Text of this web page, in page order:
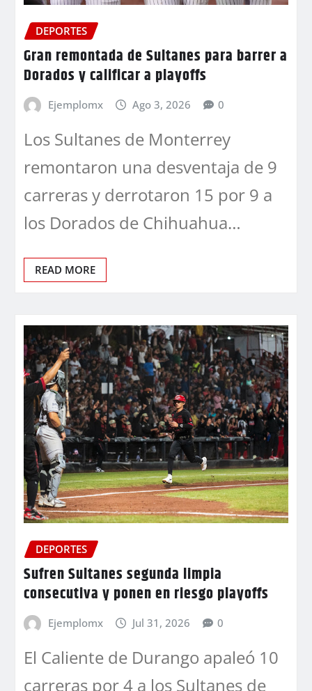
DEPORTES
Gran remontada de Sultanes para barrer a
Dorados y calificar a playoffs
Ejemplomx Ago 3, 2026 0
Los Sultanes de Monterrey
remontaron una desventaja de 9
carreras y derrotaron 15 por 9 a
los Dorados de Chihuahua…
READ MORE
DEPORTES
Sufren Sultanes segunda limpia
consecutiva y ponen en riesgo playoffs
Ejemplomx Jul 31, 2026 0
El Caliente de Durango apaleó 10
carreras por 4 a los Sultanes de